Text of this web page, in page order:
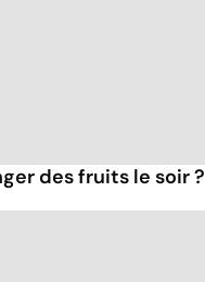
des fruits le soir ?